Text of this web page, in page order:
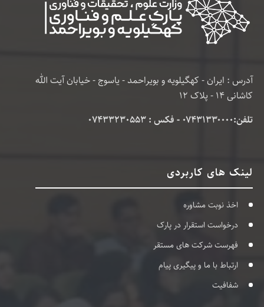
آدرس : ایران - کهگیلویه و بویراحمد - یاسوج - خیابان آیت الله
کاشانی 14 - پلاک 12
تلفن:۰۷۴۳۱۳۳۰۰۰۰ - فکس : 07433230553
لینک های کاربردی
اخذ نوبت مشاوره
درخواست استقرار در پارک
فهرست شرکت های مستقر
ارتباط با ما و پیگیری پیام
شفافیت